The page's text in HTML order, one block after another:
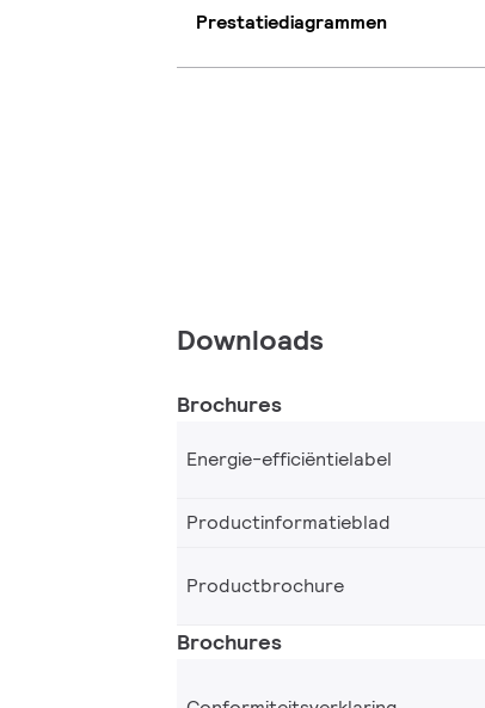
Prestatiediagrammen
Downloads
Brochures
Energie-efficiëntielabel
Productinformatieblad
Productbrochure
Brochures